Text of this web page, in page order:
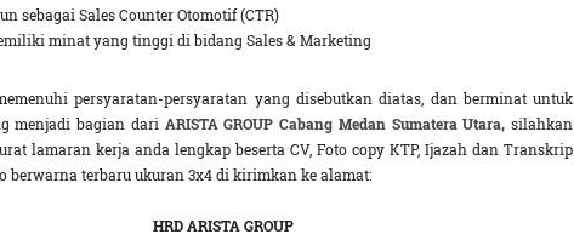
sebagai Sales Counter Otomotif (CTR)
minat yang tinggi di bidang Sales & Marketing
persyaratan-persyaratan yang disebutkan diatas, dan berminat untuk
menjadi bagian dari ARISTA GROUP Cabang Medan Sumatera Utara, silahkan
lamaran kerja anda lengkap beserta CV, Foto copy KTP, Ijazah dan Transkrip
berwarna terbaru ukuran 3x4 di kirimkan ke alamat:
HRD ARISTA GROUP